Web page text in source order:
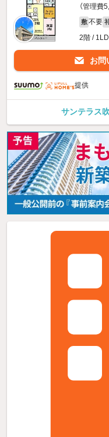
（管理費
敷 不要
2階 /
お問
提供
サンテラス